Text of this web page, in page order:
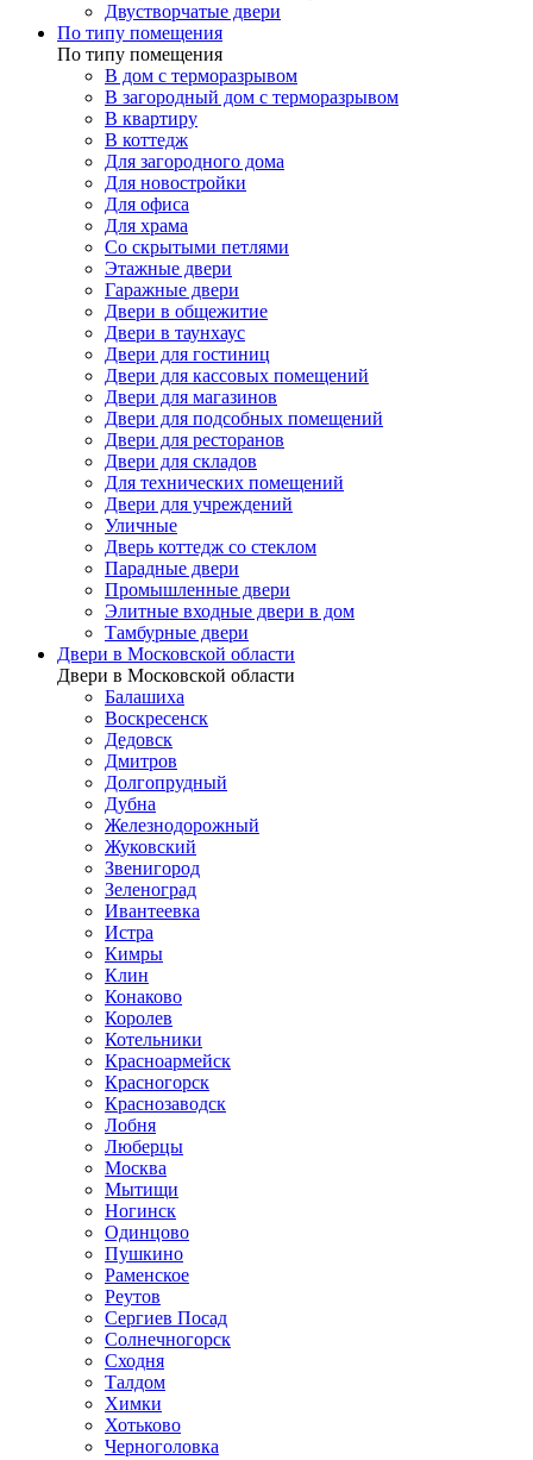
Двустворчатые двери
По типу помещения
По типу помещения
В дом с терморазрывом
В загородный дом с терморазрывом
В квартиру
В коттедж
Для загородного дома
Для новостройки
Для офиса
Для храма
Со скрытыми петлями
Этажные двери
Гаражные двери
Двери в общежитие
Двери в таунхаус
Двери для гостиниц
Двери для кассовых помещений
Двери для магазинов
Двери для подсобных помещений
Двери для ресторанов
Двери для складов
Для технических помещений
Двери для учреждений
Уличные
Дверь коттедж со стеклом
Парадные двери
Промышленные двери
Элитные входные двери в дом
Тамбурные двери
Двери в Московской области
Двери в Московской области
Балашиха
Воскресенск
Дедовск
Дмитров
Долгопрудный
Дубна
Железнодорожный
Жуковский
Звенигород
Зеленоград
Ивантеевка
Истра
Кимры
Клин
Конаково
Королев
Котельники
Красноармейск
Красногорск
Краснозаводск
Лобня
Люберцы
Москва
Мытищи
Ногинск
Одинцово
Пушкино
Раменское
Реутов
Сергиев Посад
Солнечногорск
Сходня
Талдом
Химки
Хотьково
Черноголовка